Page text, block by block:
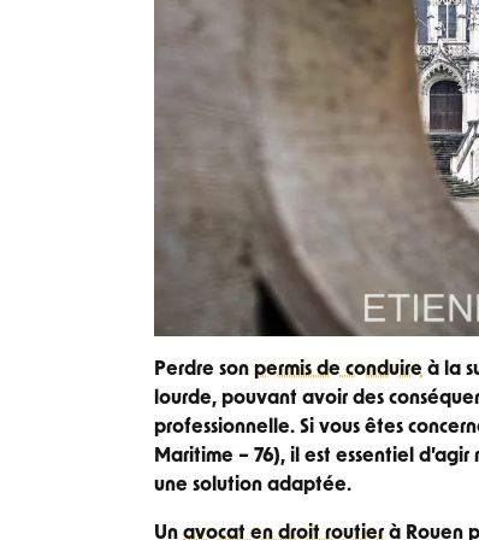
Perdre son permis de conduire à la
lourde, pouvant avoir des
professionnelle. Si vous êtes
Maritime – 76), il est essentiel
une solution adaptée.
Un avocat en droit routier à Rouen